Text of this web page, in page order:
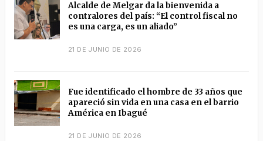
Alcalde de Melgar da la bienvenida a
contralores del país: “El control fiscal no
es una carga, es un aliado”
21 DE JUNIO DE 2026
Fue identificado el hombre de 33 años que
apareció sin vida en una casa en el barrio
América en Ibagué
21 DE JUNIO DE 2026